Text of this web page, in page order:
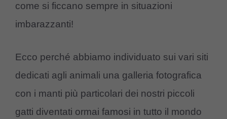
come si ficcano sempre in situazioni
imbarazzanti!
Ecco perché abbiamo individuato sui vari siti
dedicati agli animali una galleria fotografica
con i manti più particolari dei nostri piccoli
gatti diventati ormai famosi in tutto il mondo